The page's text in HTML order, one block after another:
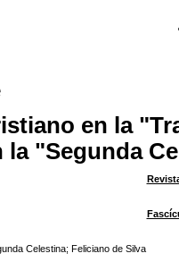
en la
la "Segunda
Celestina; Feliciano de Silva